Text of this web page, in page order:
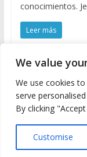
We value
We use cookies
serve
By clicking
Customise
conocimientos.
Leer más
Copyright ©
Tema: ColorMag